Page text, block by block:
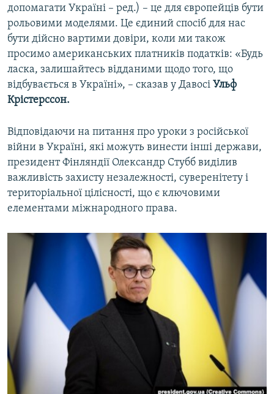
допомагати Україні – ред.) – це для європейців бути
рольовими моделями. Це єдиний спосіб для нас
бути дійсно вартими довіри, коли ми також
просимо американських платників податків: «Будь
ласка, залишайтесь відданими щодо того, що
відбувається в Україні», – сказав у Давосі Ульф
Крістерссон.
Відповідаючи на питання про уроки з російської
війни в Україні, які можуть винести інші держави,
президент Фінляндії Олександр Стубб виділив
важливість захисту незалежності, суверенітету і
територіальної цілісності, що є ключовими
елементами міжнародного права.